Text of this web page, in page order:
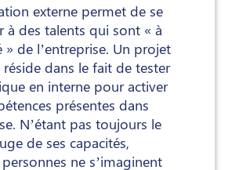
externe permet de se
à des talents qui sont « à
de l’entreprise. Un projet
réside dans le fait de tester
en interne pour activer
présentes dans
N’étant pas toujours le
de ses capacités,
ne s’imaginent